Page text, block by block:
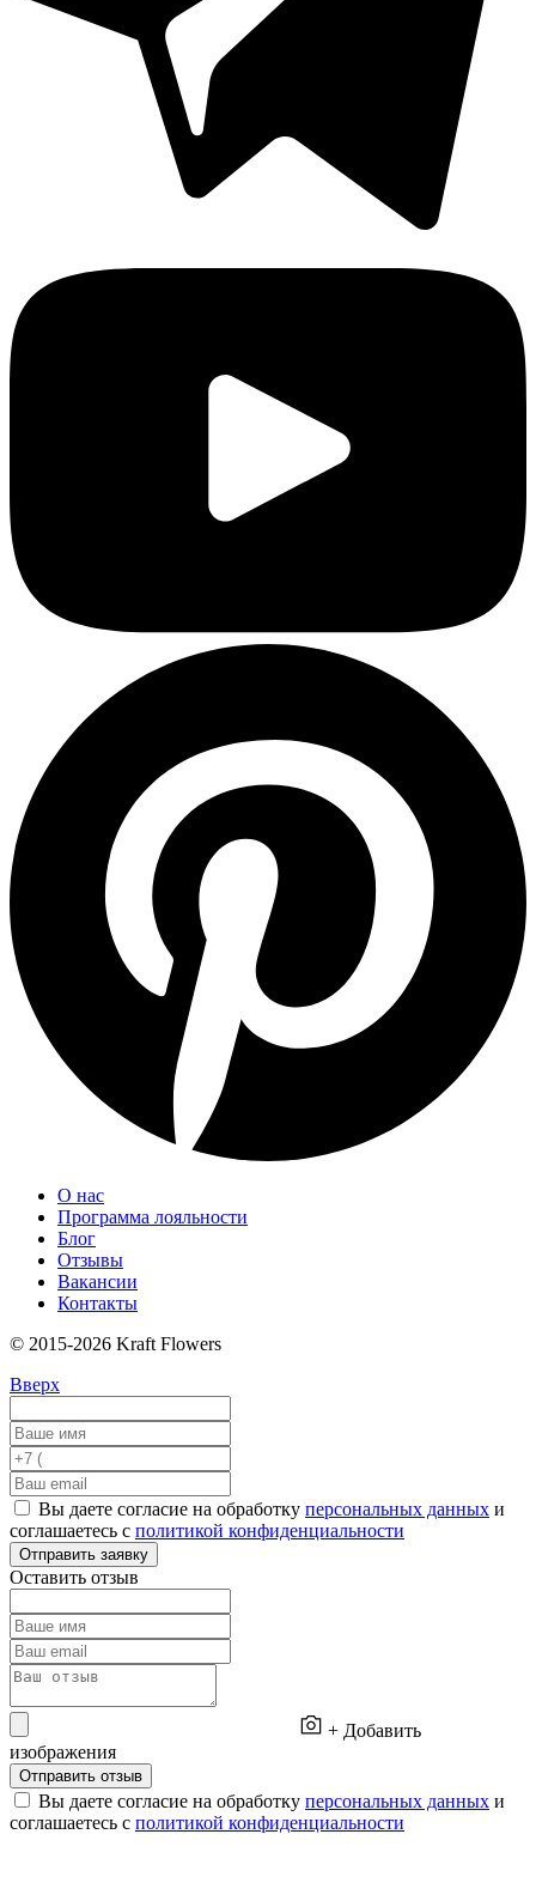
О нас
Программа лояльности
Блог
Отзывы
Вакансии
Контакты
© 2015-2026 Kraft Flowers
Вверх
Вы даете согласие на обработку персональных данных и
соглашаетесь с политикой конфиденциальности
Отправить заявку
Оставить отзыв
+ Добавить
изображения
Отправить отзыв
Вы даете согласие на обработку персональных данных и
соглашаетесь с политикой конфиденциальности